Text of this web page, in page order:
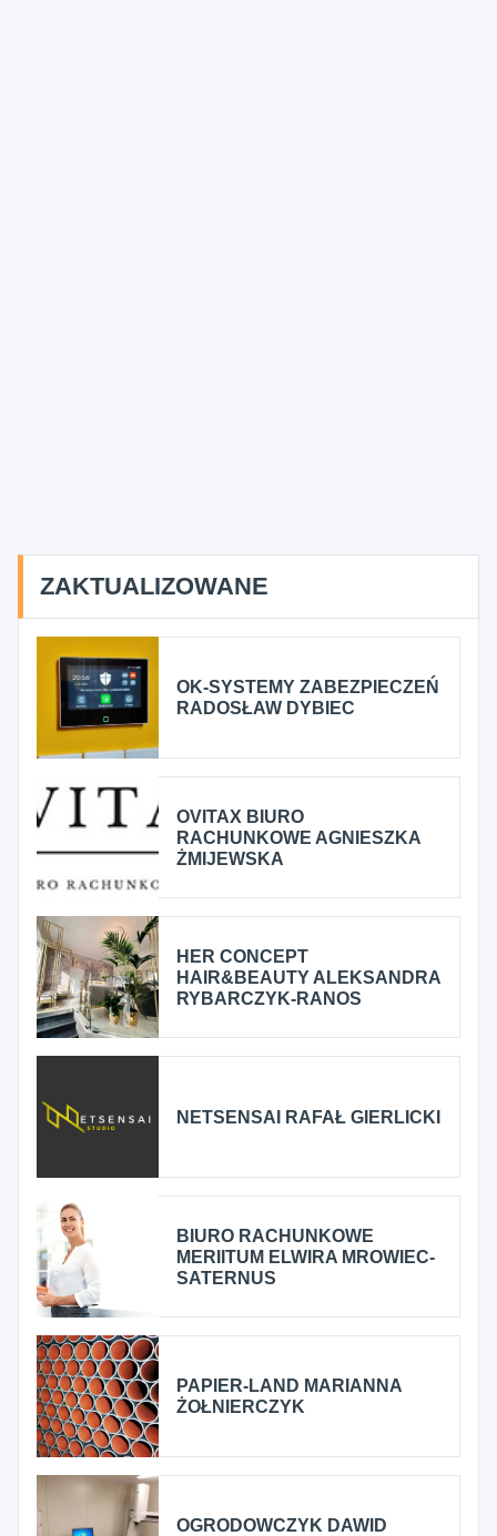
ZAKTUALIZOWANE
OK-SYSTEMY ZABEZPIECZEŃ
RADOSŁAW DYBIEC
OVITAX BIURO
RACHUNKOWE AGNIESZKA
ŻMIJEWSKA
HER CONCEPT
HAIR&BEAUTY ALEKSANDRA
RYBARCZYK-RANOS
NETSENSAI RAFAŁ GIERLICKI
BIURO RACHUNKOWE
MERIITUM ELWIRA MROWIEC-
SATERNUS
PAPIER-LAND MARIANNA
ŻOŁNIERCZYK
OGRODOWCZYK DAWID